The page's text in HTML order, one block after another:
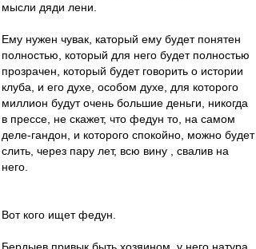
мысли дяди лени.
Ему нужен чувак, каторый ему будет понятен
полностью, который для него будет полностью
прозрачен, который будет говорить о истории
клуба, и его духе, особом духе, для которого
миллион будут очень большие деньги, никогда
в прессе, не скажет, что федун то, на самом
деле-гандон, и которого спокойно, можно будет
слить, через пару лет, всю вину , свалив на
него.
Вот кого ищет федун.